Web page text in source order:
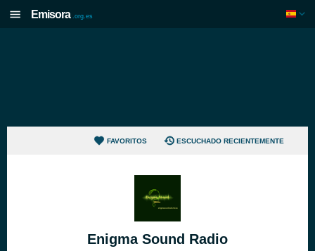
Emisora .org.es
FAVORITOS ESCUCHADO RECIENTEMENTE
Enigma Sound Radio